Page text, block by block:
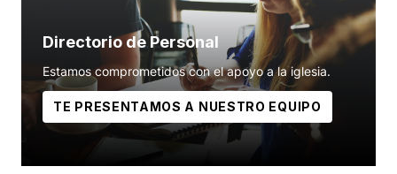
Directorio de Personal
Estamos comprometidos con el apoyo a la iglesia.
TE PRESENTAMOS A NUESTRO EQUIPO